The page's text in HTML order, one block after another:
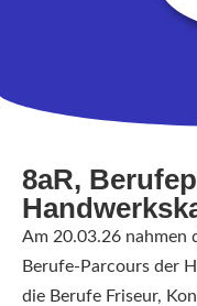
8aR,
Am 20.03.26 nahmen
Berufe-Parcours der
die Berufe Friseur,